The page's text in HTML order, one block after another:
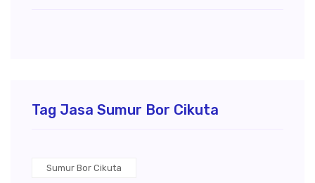
Tag Jasa Sumur Bor Cikuta
Sumur Bor Cikuta